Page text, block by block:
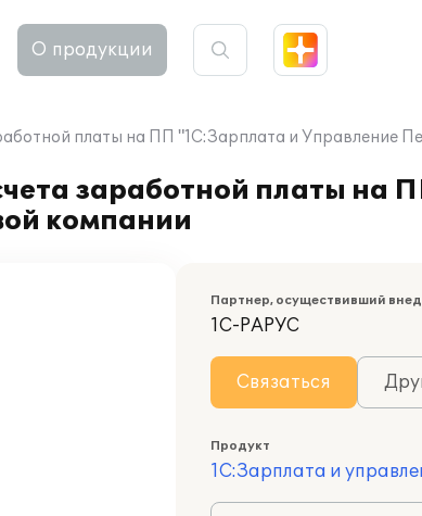
О продукции
платы на ПП "1С:Зарплата и Управление
заработной платы на
компании
Партнер, осуществивший
1С-РАРУС
Связаться
Продукт
1С:Зарплата и